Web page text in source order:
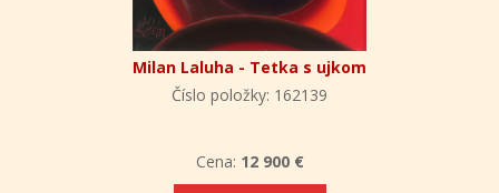
Milan Laluha - Tetka s ujkom
Číslo položky: 162139
Cena: 12 900 €